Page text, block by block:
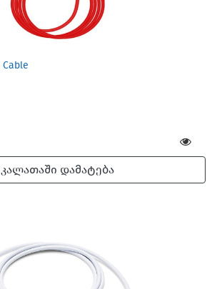
Cable
კალათაში დამატება